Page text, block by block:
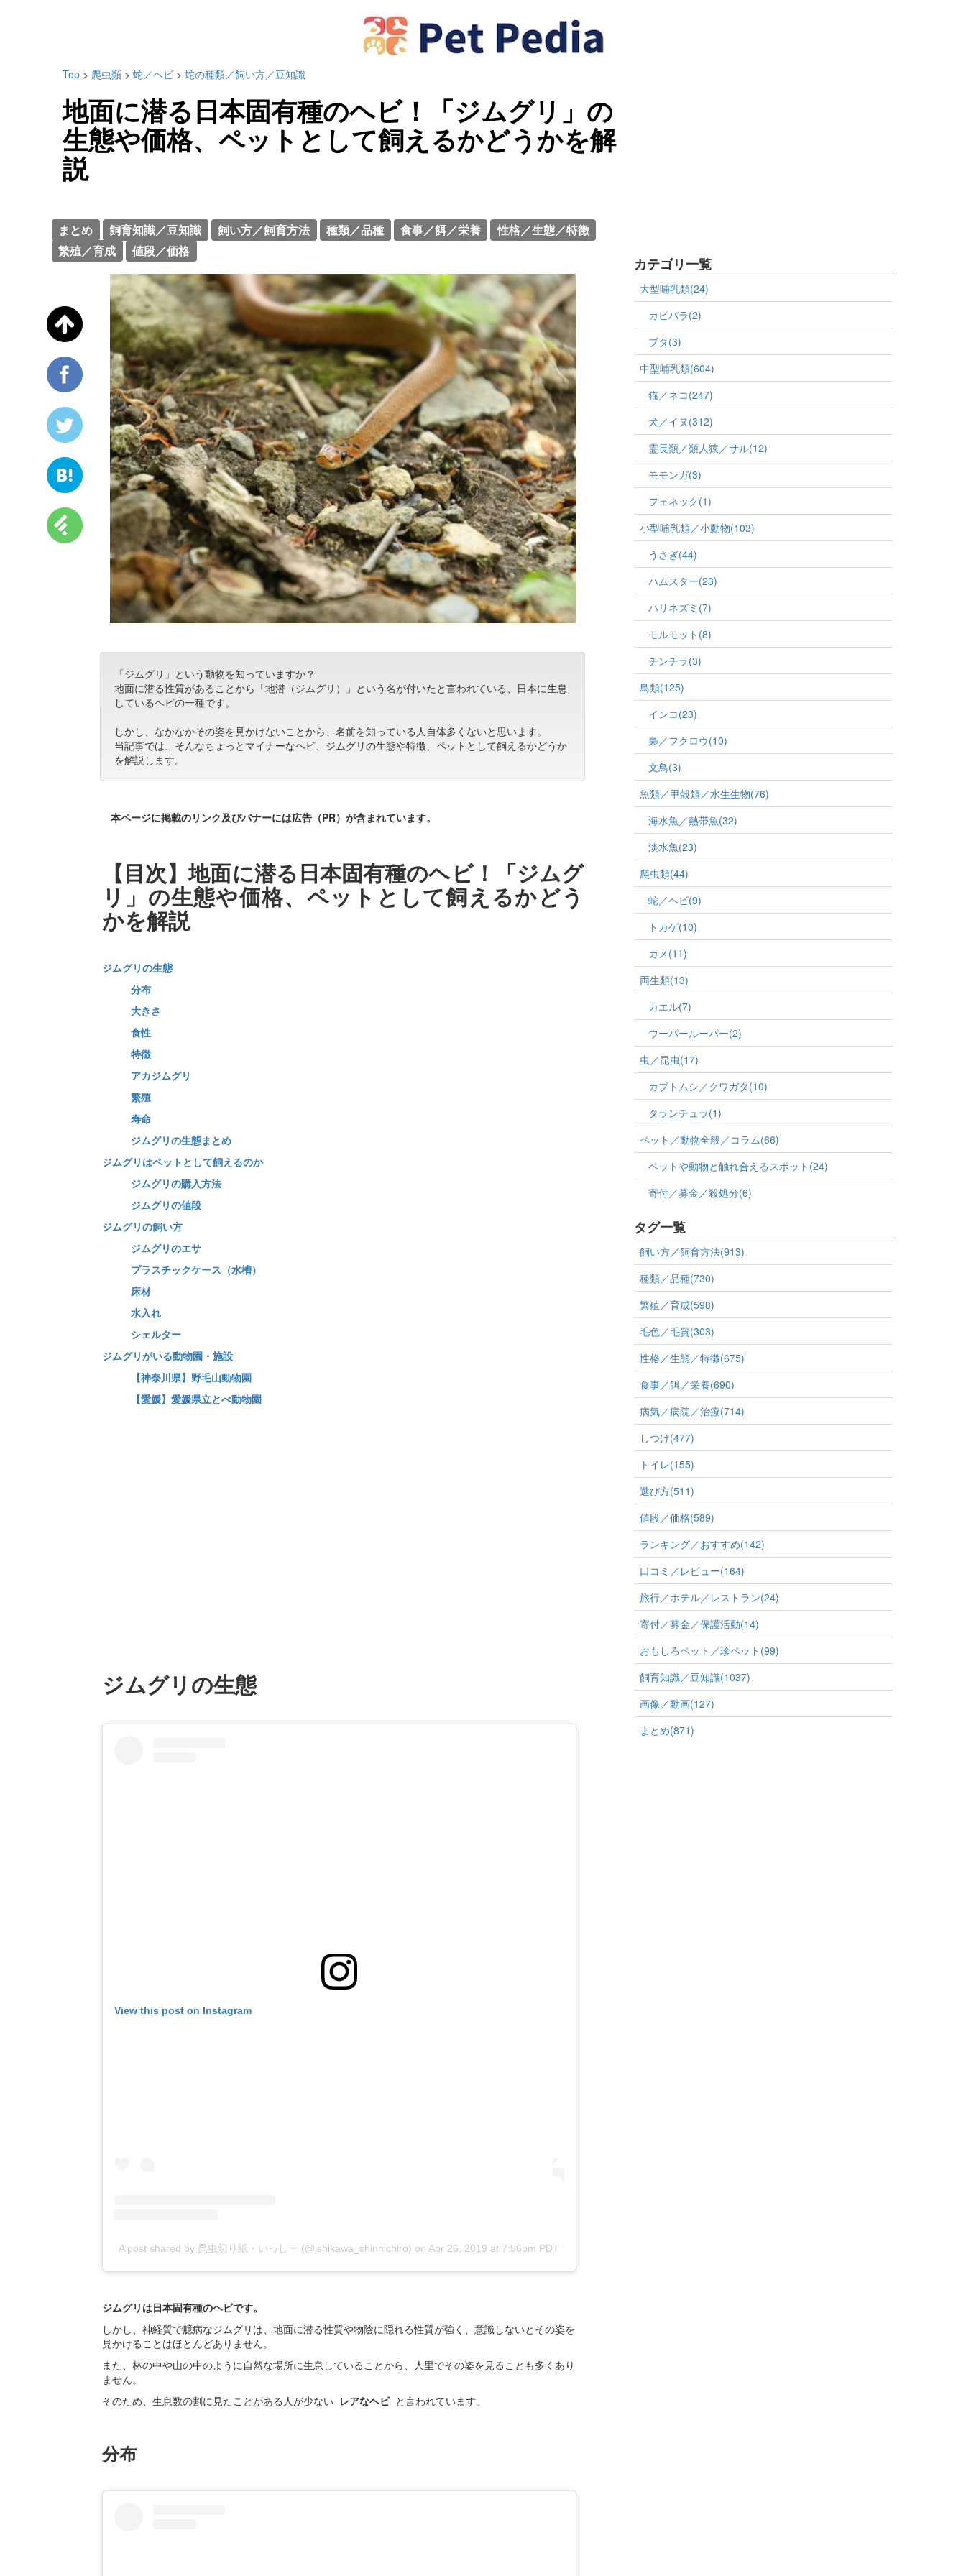
Top > 爬虫類 > 蛇／ヘビ > 蛇の種類／飼い方／豆知識
地面に潜る日本固有種のヘビ！「ジムグリ」の
生態や価格、ペットとして飼えるかどうかを解
説
まとめ 飼育知識／豆知識 飼い方／飼育方法 種類／品種 食事／餌／栄養
性格／生態／特徴
繁殖／育成
値段／価格
「ジムグリ」という動物を知っていますか？
地面に潜る性質があることから「地潜（ジムグリ）」という名が付いたと言われている、日本に生息
しているヘビの一種です。
しかし、なかなかその姿を見かけないことから、名前を知っている人自体多くないと思います。
当記事では、そんなちょっとマイナーなヘビ、ジムグリの生態や特徴、ペットとして飼えるかどうか
を解説します。
本ページに掲載のリンク及びバナーには広告（PR）が含まれています。
【目次】地面に潜る日本固有種のヘビ！「ジムグ
リ」の生態や価格、ペットとして飼えるかどう
かを解説
ジムグリの生態
分布
大きさ
食性
特徴
アカジムグリ
繁殖
寿命
ジムグリの生態まとめ
ジムグリはペットとして飼えるのか
ジムグリの購入方法
ジムグリの値段
ジムグリの飼い方
ジムグリのエサ
プラスチックケース（水槽）
床材
水入れ
シェルター
ジムグリがいる動物園・施設
【神奈川県】野毛山動物園
【愛媛】愛媛県立とべ動物園
ジムグリの生態
View this post on Instagram
A post shared by 昆虫切り紙・いっしー (@ishikawa_shinnichiro) on Apr 26, 2019 at 7:56pm PDT
ジムグリは日本固有種のヘビです。
しかし、神経質で臆病なジムグリは、地面に潜る性質や物陰に隠れる性質が強く、意識しないとその姿を
見かけることはほとんどありません。
また、林の中や山の中のように自然な場所に生息していることから、人里でその姿を見ることも多くあり
ません。
そのため、生息数の割に見たことがある人が少ない レアなヘビ と言われています。
分布
カテゴリ一覧
大型哺乳類(24)
カピバラ(2)
ブタ(3)
中型哺乳類(604)
猫／ネコ(247)
犬／イヌ(312)
霊長類／類人猿／サル(12)
モモンガ(3)
フェネック(1)
小型哺乳類／小動物(103)
うさぎ(44)
ハムスター(23)
ハリネズミ(7)
モルモット(8)
チンチラ(3)
鳥類(125)
インコ(23)
梟／フクロウ(10)
文鳥(3)
魚類／甲殻類／水生生物(76)
海水魚／熱帯魚(32)
淡水魚(23)
爬虫類(44)
蛇／ヘビ(9)
トカゲ(10)
カメ(11)
両生類(13)
カエル(7)
ウーパールーパー(2)
虫／昆虫(17)
カブトムシ／クワガタ(10)
タランチュラ(1)
ペット／動物全般／コラム(66)
ペットや動物と触れ合えるスポット(24)
寄付／募金／殺処分(6)
タグ一覧
飼い方／飼育方法(913)
種類／品種(730)
繁殖／育成(598)
毛色／毛質(303)
性格／生態／特徴(675)
食事／餌／栄養(690)
病気／病院／治療(714)
しつけ(477)
トイレ(155)
選び方(511)
値段／価格(589)
ランキング／おすすめ(142)
口コミ／レビュー(164)
旅行／ホテル／レストラン(24)
寄付／募金／保護活動(14)
おもしろペット／珍ペット(99)
飼育知識／豆知識(1037)
画像／動画(127)
まとめ(871)